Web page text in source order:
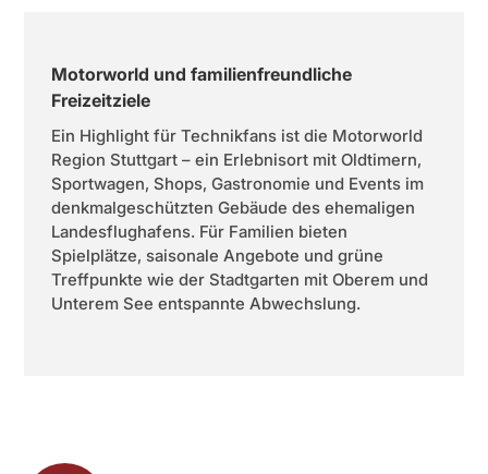
Motorworld und familienfreundliche
Freizeitziele
Ein Highlight für Technikfans ist die Motorworld
Region Stuttgart – ein Erlebnisort mit Oldtimern,
Sportwagen, Shops, Gastronomie und Events im
denkmalgeschützten Gebäude des ehemaligen
Landesflughafens. Für Familien bieten
Spielplätze, saisonale Angebote und grüne
Treffpunkte wie der Stadtgarten mit Oberem und
Unterem See entspannte Abwechslung.